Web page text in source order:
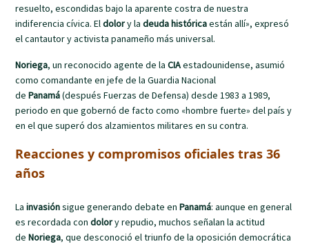
resuelto, escondidas bajo la aparente costra de nuestra
indiferencia cívica. Eldolory ladeuda históricaestán allí», expresó
el cantautor y activista panameño más universal.
Noriega, un reconocido agente de laCIAestadounidense, asumió
como comandante en jefe de la Guardia Nacional
dePanamá(después Fuerzas de Defensa) desde 1983 a 1989,
periodo en que gobernó de facto como «hombre fuerte» del país y
en el que superó dos alzamientos militares en su contra.
Reacciones y compromisos oficiales tras 36
años
Lainvasiónsigue generando debate enPanamá: aunque en general
es recordada condolory repudio, muchos señalan la actitud
deNoriega, que desconoció el triunfo de la oposición democrática